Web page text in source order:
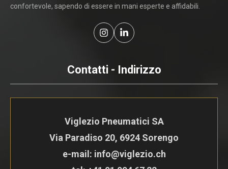
confortevole, sapendo di essere in mani esperte e affidabili.
Contatti - Indirizzo
Viglezio Pneumatici SA
Via Paradiso 20, 6924 Sorengo
e-mail: info@viglezio.ch